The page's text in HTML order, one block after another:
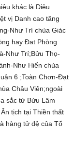
khác là Diệu
vị Danh cao tăng
Như Trí chùa Giác
hay Đạt Phòng
Như Trí;Bửu Thọ-
Như Hiển chùa
6 ;Toàn Chơn-Đạt
Châu Viên;ngoài
sắc tứ Bửu Lâm
tịch tại Thiền thất
hàng tử đệ của Tổ